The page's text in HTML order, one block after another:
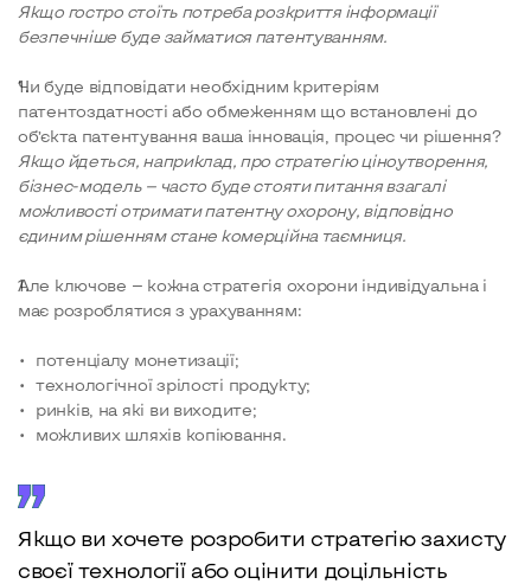
Якщо гостро стоїть потреба розкриття інформації
безпечніше буде займатися патентуванням.
Чи буде відповідати необхідним критеріям
патентоздатності або обмеженням що встановлені до
об’єкта патентування ваша інновація, процес чи рішення?
Якщо йдеться, наприклад, про стратегію ціноутворення,
бізнес-модель — часто буде стояти питання взагалі
можливості отримати патентну охорону, відповідно
єдиним рішенням стане комерційна таємниця.
Але ключове — кожна стратегія охорони індивідуальна і
має розроблятися з урахуванням:
потенціалу монетизації;
технологічної зрілості продукту;
ринків, на які ви виходите;
можливих шляхів копіювання.
Якщо ви хочете розробити стратегію захисту
своєї технології або оцінити доцільність